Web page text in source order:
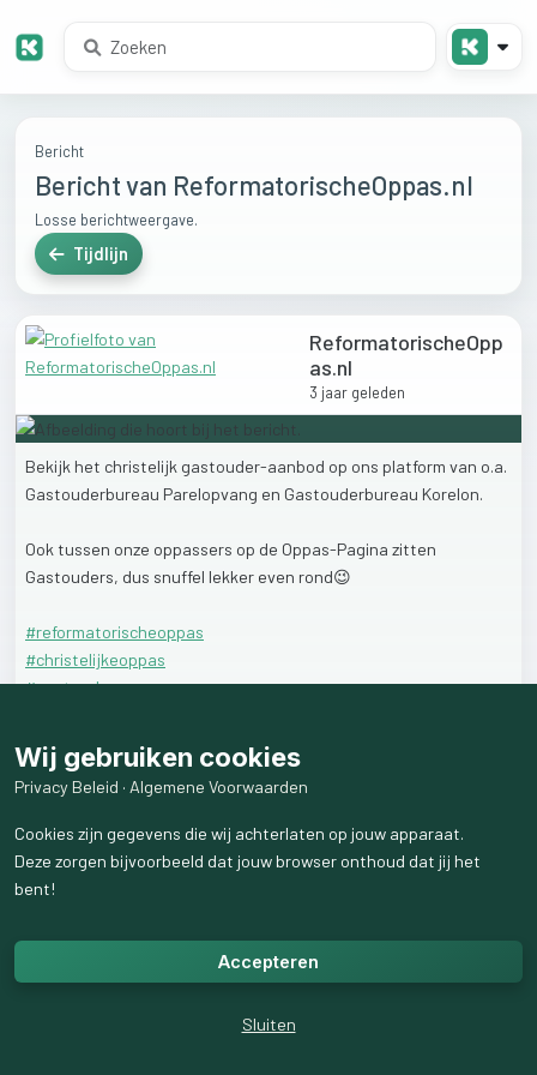
Bericht
Bericht van ReformatorischeOppas.nl
Losse berichtweergave.
Tijdlijn
ReformatorischeOpp
as.nl
3 jaar geleden
Bekijk het christelijk gastouder-aanbod op ons platform van o.a.
Gastouderbureau Parelopvang en Gastouderbureau Korelon.
Ook tussen onze oppassers op de Oppas-Pagina zitten
Gastouders, dus snuffel lekker even rond😉
#reformatorischeoppas
#christelijkeoppas
#gastouder
#oppasplatform
Wij gebruiken cookies
Privacy Beleid · Algemene Voorwaarden
Cookies zijn gegevens die wij achterlaten op jouw apparaat.
Deze zorgen bijvoorbeeld dat jouw browser onthoud dat jij het
bent!
Accepteren
Sluiten